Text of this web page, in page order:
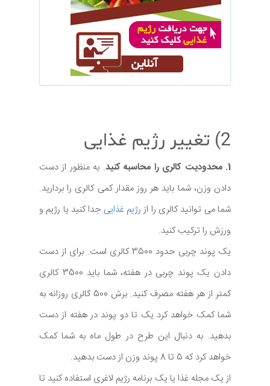
2) تغییر رژیم غذایی
1. محدودیت کالری را محاسبه کنید
. به منظور از دست
دادن وزن، شما باید هر روز مقدار کمی کالری را بردارید.
شما می توانید کالری را ازرژیم غذایی جدا کنید یا رژیم و
ورزش را ترکیب کنید.
یک پوند چربی حدود 3500 کالری است. برای از دست
دادن یک پوند چربی در هفته، شما باید 3500 کالری
کمتر از هر هفته مصرف کنید. برش 500 کالری روزانه به
شما کمک خواهد کرد یک تا دو پوند در هفته از دست
بدهید. به دنبال این طرح در طول ماه به شما کمک
خواهد کرد که 5 تا 8 پوند وزن از دست بدهید.
از یک مجله غذا یا یک برنامه رژیم لاغری استفاده کنید تا